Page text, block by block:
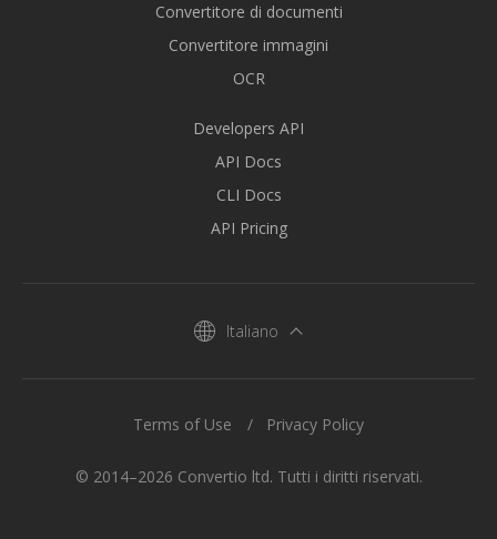
Convertitore di documenti
Convertitore immagini
OCR
Developers API
API Docs
CLI Docs
API Pricing
Italiano
© 2014–2026 Convertio ltd. Tutti i diritti riservati.
Terms of Use Privacy Policy